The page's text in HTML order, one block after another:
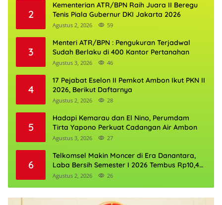
2
Kementerian ATR/BPN Raih Juara II Beregu
Tenis Piala Gubernur DKI Jakarta 2026
Agustus 2, 2026 59
3
Menteri ATR/BPN : Pengukuran Terjadwal
Sudah Berlaku di 400 Kantor Pertanahan
Agustus 3, 2026 46
4
17 Pejabat Eselon II Pemkot Ambon Ikut PKN II
2026, Berikut Daftarnya
Agustus 2, 2026 28
5
Hadapi Kemarau dan El Nino, Perumdam
Tirta Yapono Perkuat Cadangan Air Ambon
Agustus 3, 2026 27
6
Telkomsel Makin Moncer di Era Danantara,
Laba Bersih Semester I 2026 Tembus Rp10,4
Triliun
Agustus 2, 2026 26